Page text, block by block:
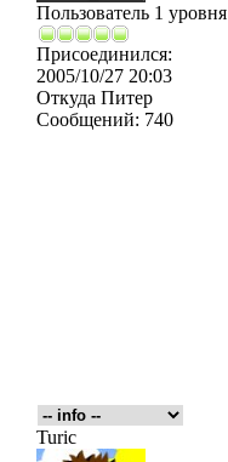
Пользователь 1 уровня
Присоединился:
2005/10/27 20:03
Откуда Питер
Сообщений: 740
Turic